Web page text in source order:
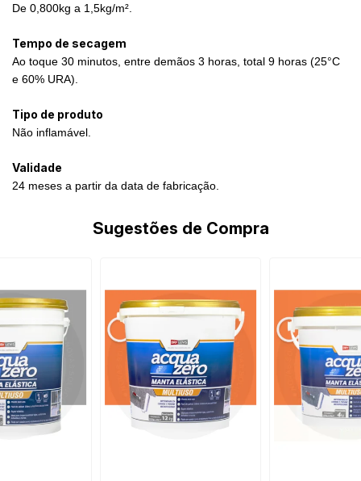
De 0,800kg a 1,5kg/m².
Tempo de secagem
Ao toque 30 minutos, entre demãos 3 horas, total 9 horas (25°C
e 60% URA).
Tipo de produto
Não inflamável.
Validade
24 meses a partir da data de fabricação.
Sugestões de Compra